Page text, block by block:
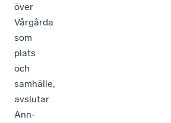
över
Vårgårda
som
plats
och
samhälle,
avslutar
Ann-